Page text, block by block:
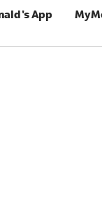
App